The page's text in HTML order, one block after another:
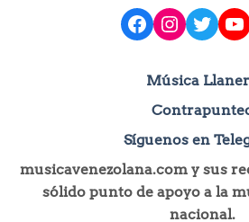
facebook
Música
Síguenos en
musicavenezolana.com y sus
sólido punto de apoyo a la
nacional.